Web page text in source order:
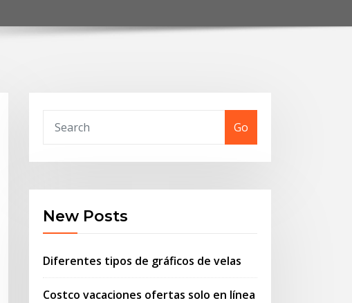
Go
New Posts
Diferentes tipos de gráficos de velas
Costco vacaciones ofertas solo en línea